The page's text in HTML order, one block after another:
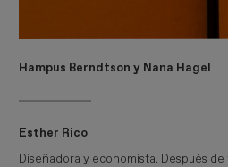
Hampus Berndtson y Nana Hagel
Esther Rico
Diseñadora y economista. Después